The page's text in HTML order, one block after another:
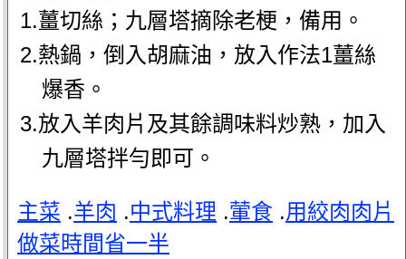
1.薑切絲；九層塔摘除老梗，備用。
2.熱鍋，倒入胡麻油，放入作法1薑絲
爆香。
3.放入羊肉片及其餘調味料炒熟，加入
九層塔拌勻即可。
主菜 .羊肉 .中式料理 .葷食 .用絞肉肉片
做菜時間省一半